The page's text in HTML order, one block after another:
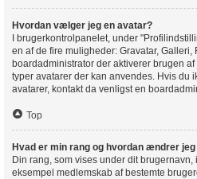
Hvordan vælger jeg en avatar?
I brugerkontrolpanelet, under
en af de fire muligheder: Gravatar,
boardadministrator der aktiverer brugen
typer avatarer der kan anvendes. Hvis du
avatarer, kontakt da venligst en
Top
Hvad er min rang og hvordan ændrer jeg
Din rang, som vises under dit
eksempel medlemskab af bestemte